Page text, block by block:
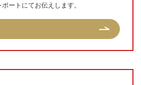
ートにてお伝えします。